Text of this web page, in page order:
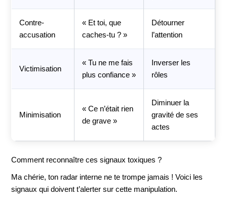
Contre-
accusation
« Et toi, que
caches-tu ? »
Détourner
l’attention
Victimisation
« Tu ne me fais
plus confiance »
Inverser les
rôles
Minimisation
« Ce n’était rien
de grave »
Diminuer la
gravité de ses
actes
Comment reconnaître ces signaux toxiques ?
Ma chérie, ton radar interne ne te trompe jamais ! Voici les
signaux qui doivent t’alerter sur cette manipulation.